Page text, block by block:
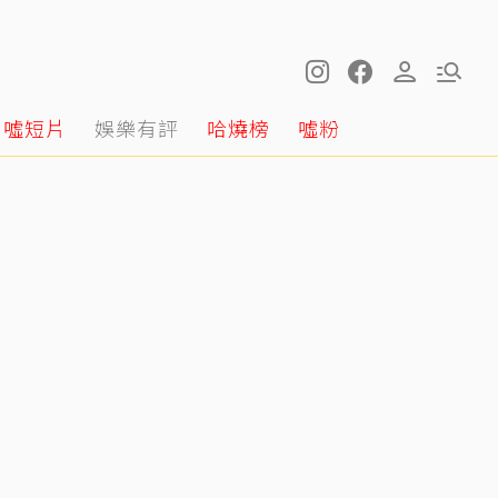
噓短片 娛樂有評 哈燒榜 噓粉